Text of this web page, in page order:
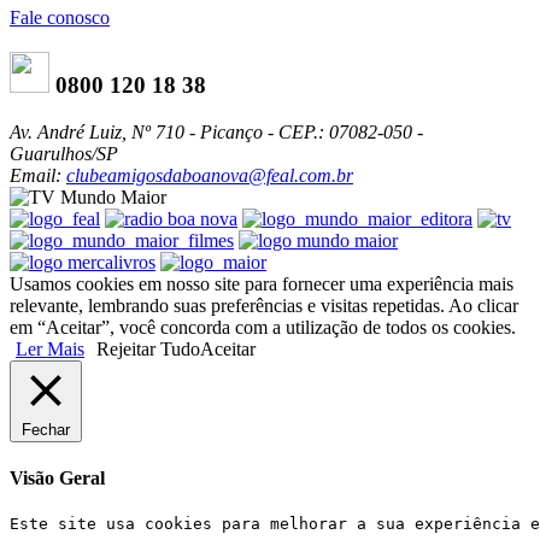
Fale conosco
0800 120 18 38
Av. André Luiz, Nº 710 - Picanço - CEP.: 07082-050 -
Guarulhos/SP
Email: clubeamigosdaboanova@feal.com.br
Usamos cookies em nosso site para fornecer uma experiência mais
relevante, lembrando suas preferências e visitas repetidas. Ao clicar
em “Aceitar”, você concorda com a utilização de todos os cookies.
Ler Mais Rejeitar TudoAceitar
Fechar
Visão Geral
Este site usa cookies para melhorar a sua experiência